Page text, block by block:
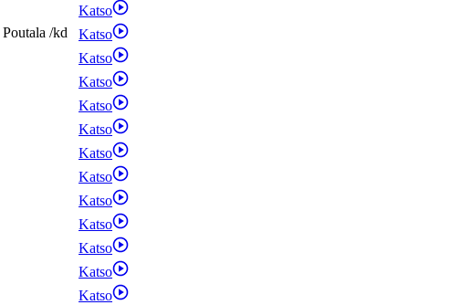
Katso
Poutala /kd
Katso
Katso
Katso
Katso
Katso
Katso
Katso
Katso
Katso
Katso
Katso
Katso